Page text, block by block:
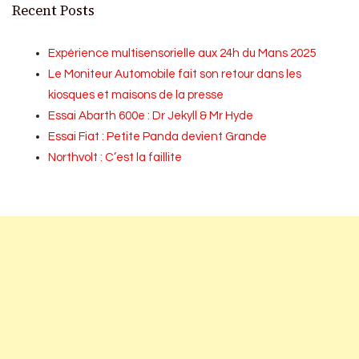
Recent Posts
Expérience multisensorielle aux 24h du Mans 2025
Le Moniteur Automobile fait son retour dans les
kiosques et maisons de la presse
Essai Abarth 600e : Dr Jekyll & Mr Hyde
Essai Fiat : Petite Panda devient Grande
Northvolt : C’est la faillite